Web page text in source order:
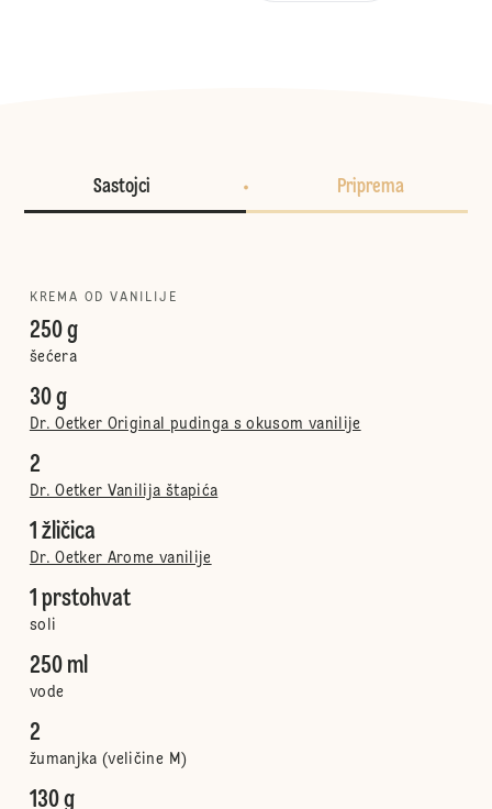
Sastojci Priprema
KREMA OD VANILIJE
250 g
šećera
30 g
Dr. Oetker Original pudinga s okusom vanilije
2
Dr. Oetker Vanilija štapića
1 žličica
Dr. Oetker Arome vanilije
1 prstohvat
soli
250 ml
vode
2
žumanjka (veličine M)
130 g